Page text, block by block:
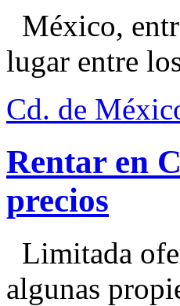
México,
lugar entre
Cd. de
Rentar en
precios
Limitada
algunas